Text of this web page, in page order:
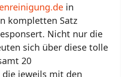
in
kompletten Satz
Nicht nur die
sich über diese tolle
20
jeweils mit den